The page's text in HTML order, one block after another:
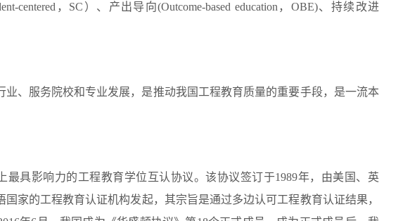
centered，SC）、产出导向(Outcome-based education，OBE)、持续改进
、服务院校和专业发展，是推动我国工程教育质量的重要手段，是一流本
最具影响力的工程教育学位互认协议。该协议签订于1989年，由美国、英
家的工程教育认证机构发起，其宗旨是通过多边认可工程教育认证结果，